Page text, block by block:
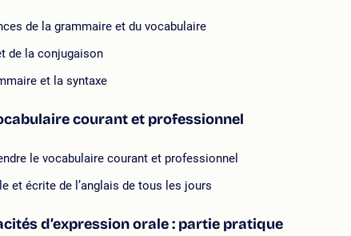
de la grammaire et du vocabulaire
de la conjugaison
et la syntaxe
courant et professionnel
le vocabulaire courant et professionnel
et écrite de l’anglais de tous les jours
d’expression orale : partie pratique